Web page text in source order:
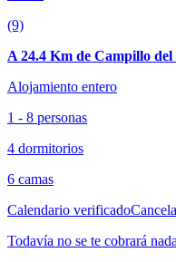
(9)
A 24.4 Km de Campillo del
Alojamiento entero
1 - 8 personas
4 dormitorios
6 camas
Calendario verificado
Todavía no se te cobrará